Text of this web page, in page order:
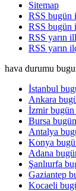
Sitemap
RSS bugün
RSS bugün
RSS yarın
RSS yarın
hava durumu
İstanbul
Ankara
İzmir bugün
Bursa
Antalya
Konya
Adana
Şanlıurfa
Gaziantep
Kocaeli